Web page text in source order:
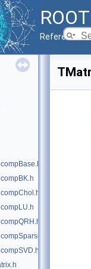
ROOT
Reference